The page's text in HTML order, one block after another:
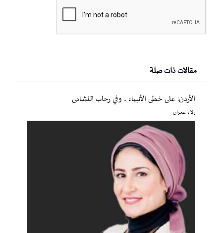
مقالات ذات صلة
الأردن: على خطى الأنبياء .. وفي رحاب النشامى
ولاء عمران